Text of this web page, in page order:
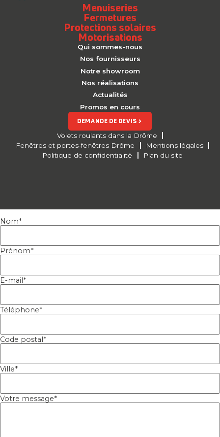
Menuiseries
Fermetures
Protections solaires
Motorisations
Qui sommes-nous
Nos fournisseurs
Notre showroom
Nos réalisations
Actualités
Promos en cours
DEMANDE DE DEVIS
Volets roulants dans la Drôme
Fenêtres et portes-fenêtres Drôme
Mentions légales
Politique de confidentialité
Plan du site
Nom*
Prénom*
E-mail *
Téléphone*
Code postal *
Ville*
Votre message*